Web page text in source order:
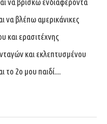
να βλέπω αμερικάνικες
και ερασιτέχνης
και εκλεπτυσμένου
το 2ο μου παιδί....